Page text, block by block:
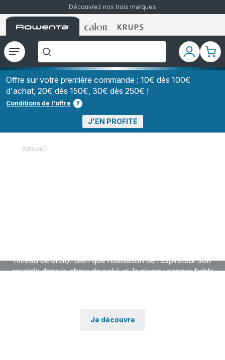
Découvrez nos trois marques
Accueil
Rowenta
Accueil
Rowenta
Accueil
Rowenta
Ouvrir
le
menu
recherchez-
vous
?","Aspirateurs
à
Grains","Centrales
Vapeurs","Sèche
Cheveux"]
Mon
compte
Mon
Offre sur votre première commande : 10€ dès 100€
d'achat, 20€ dès 150€, 30€ dès 250€ !
Conditions de l'offre
J'EN PROFITE
Accueil
niveau de bruit). Bien que l’utilisation de l’aspirateur soit
cruciale dans le choix de celui-ci, le niveau sonore faible
Je découvre